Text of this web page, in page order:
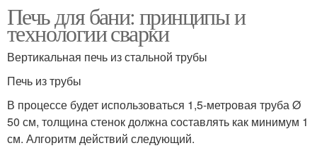
Печь для бани: принципы и
технологии сварки
Вертикальная печь из стальной трубы
Печь из трубы
В процессе будет использоваться 1,5-метровая труба Ø
50 см, толщина стенок должна составлять как минимум 1
см. Алгоритм действий следующий.